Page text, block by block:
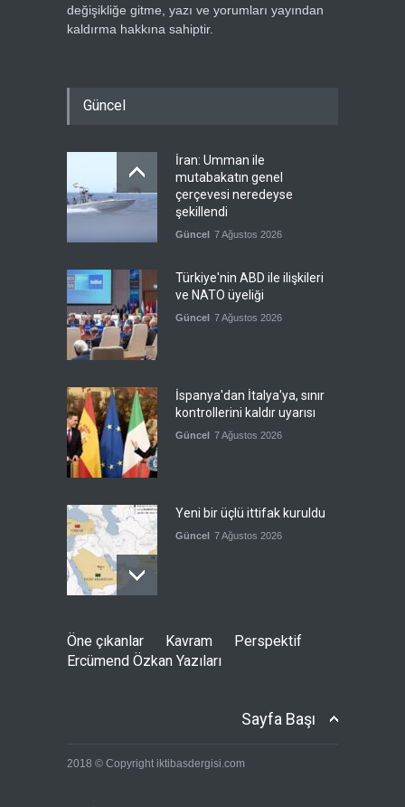
değişikliğe gitme, yazı ve yorumları yayından
kaldırma hakkına sahiptir.
Güncel
İran: Umman ile
mutabakatın genel
çerçevesi neredeyse
şekillendi
Güncel 7 Ağustos 2026
Türkiye'nin ABD ile ilişkileri
ve NATO üyeliği
Güncel 7 Ağustos 2026
İspanya'dan İtalya'ya, sınır
kontrollerini kaldır uyarısı
Güncel 7 Ağustos 2026
Yeni bir üçlü ittifak kuruldu
Güncel 7 Ağustos 2026
Fransa'nın sosyal medyaya
yasak talebine ABD'den sert
cevap
devrede
Öne çıkanlar Kavram
Perspektif
Ercümend Özkan Yazıları
Sayfa Başı
2018 © Copyright iktibasdergisi.com